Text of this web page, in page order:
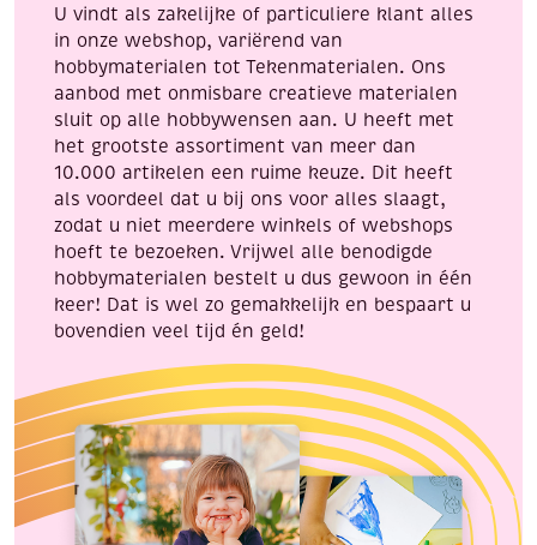
U vindt als zakelijke of particuliere klant alles
in onze webshop, variërend van
hobbymaterialen tot Tekenmaterialen. Ons
aanbod met onmisbare creatieve materialen
sluit op alle hobbywensen aan. U heeft met
het grootste assortiment van meer dan
10.000 artikelen een ruime keuze. Dit heeft
als voordeel dat u bij ons voor alles slaagt,
zodat u niet meerdere winkels of webshops
hoeft te bezoeken. Vrijwel alle benodigde
hobbymaterialen bestelt u dus gewoon in één
keer! Dat is wel zo gemakkelijk en bespaart u
bovendien veel tijd én geld!